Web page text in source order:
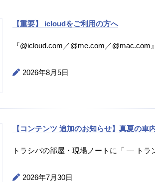
【重要】 icloudをご利用の方へ
『@icloud.com／@me.com／
2026年8月5日
【コンテンツ 追加のお知らせ】真夏の車
トラシバの部屋・現場ノートに「 ― トラ
2026年7月30日